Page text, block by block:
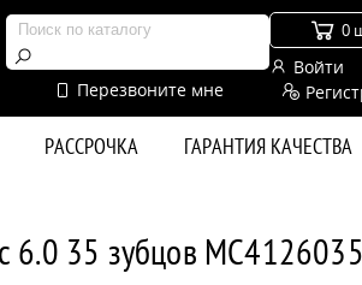
Перезвоните мне
0
Войти
РАССРОЧКА ГАРАНТИЯ КАЧЕСТВА
6.0 35 зубцов MC4126035